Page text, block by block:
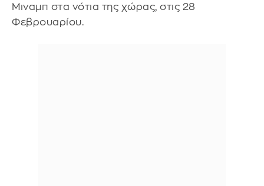
Μιναμπ στα νότια της χώρας, στις 28
Φεβρουαρίου.